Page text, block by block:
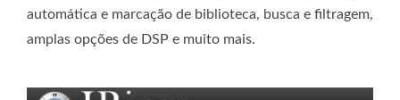
automática e marcação de biblioteca, busca e filtragem,
amplas opções de DSP e muito mais.